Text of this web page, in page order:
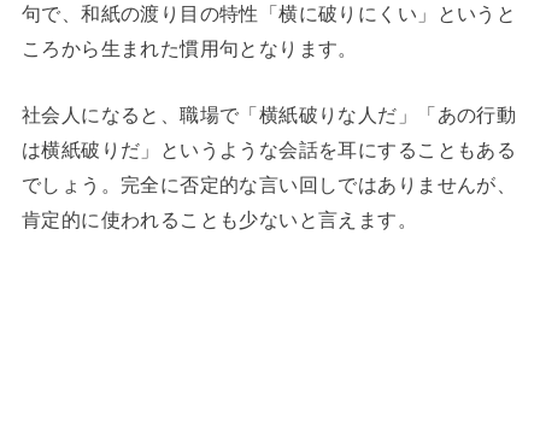
句で、和紙の渡り目の特性「横に破りにくい」というと
ころから生まれた慣用句となります。
社会人になると、職場で「横紙破りな人だ」「あの行動
は横紙破りだ」というような会話を耳にすることもある
でしょう。完全に否定的な言い回しではありませんが、
肯定的に使われることも少ないと言えます。